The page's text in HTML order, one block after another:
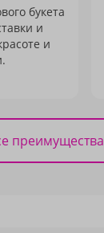
букета
и
и
преимущества